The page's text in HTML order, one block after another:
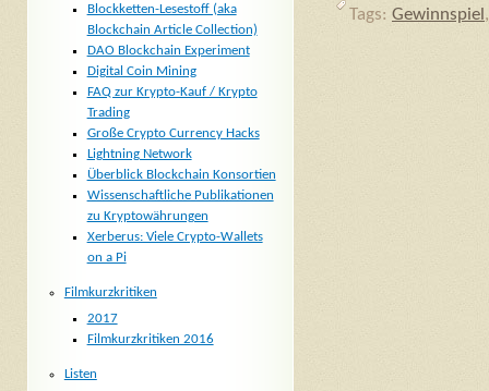
Tags: Gewinnspiel
Blockketten-Lesestoff (aka
Blockchain Article Collection)
DAO Blockchain Experiment
Digital Coin Mining
FAQ zur Krypto-Kauf / Krypto
Trading
Große Crypto Currency Hacks
Lightning Network
Überblick Blockchain Konsortien
Wissenschaftliche Publikationen
zu Kryptowährungen
Xerberus: Viele Crypto-Wallets
on a Pi
Filmkurzkritiken
2017
Filmkurzkritiken 2016
Listen